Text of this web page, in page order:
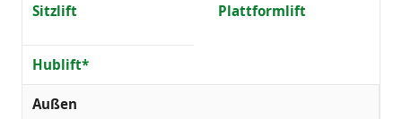
Sitzlift Plattformlift
Hublift*
Außen